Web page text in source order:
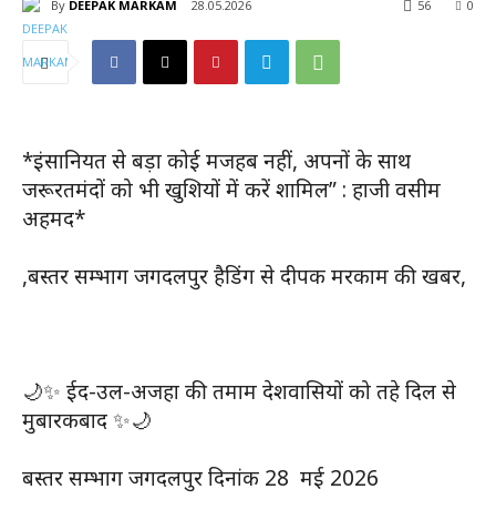
By DEEPAK MARKAM 28.05.2026 0
56
*इंसानियत से बड़ा कोई मजहब नहीं, अपनों के साथ
जरूरतमंदों को भी खुशियों में करें शामिल” : हाजी वसीम
अहमद*
,बस्तर सम्भाग जगदलपुर हैडिंग से दीपक मरकाम की खबर,
🌙✨ ईद-उल-अजहा की तमाम देशवासियों को तहे दिल से
मुबारकबाद ✨🌙
बस्तर सम्भाग जगदलपुर दिनांक 28 मई 2026